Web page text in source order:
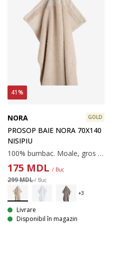
41%
NORA GOLD
PROSOP BAIE NORA 70X140
NISIPIU
100% bumbac. Moale, gros și foarte absorbant. 600 g/m². 70x140 cm
175 MDL / Buc
299 MDL/ Buc
Livrare
Disponibil în magazin